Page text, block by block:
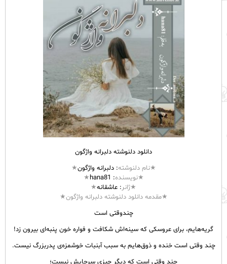
دانلود دلنوشته دلبرانه واژگون
★نامدلنوشته: دلبرانه واژگون★
★نویسنده: hana81
★
★ژانر: عاشقانه★
★مقدمه دانلود دلنوشته دلبرانه واژگون★
چندوقتی است
گریه‌هایم، برای عروسکی که سینه‌اش شکافت و فواره خون پنبه‌ای بیرون زد!
چند وقتی است خنده و ذوق‌هایم به سبب آبنبات خوشمزه‌ی پدربزرگ نیست.
چند وقتی است که دیگر چیزی سرجایش نیست؛